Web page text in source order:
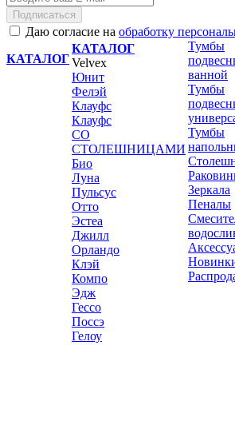
Подписаться
Даю согласие на обработку
КАТАЛОГ
КАТАЛОГ
Velvex
Юнит
Фелэй
Клауфс
Клауфс
СО
СТОЛЕШНИЦАМИ
Био
Луна
Пульсус
Отто
Эстеа
Джилл
Орландо
Клэй
Компо
Эдж
Гессо
Поссэ
Гелоу
Тумбы
ванной
Тумбы
Тумбы
Зеркала
Пеналы